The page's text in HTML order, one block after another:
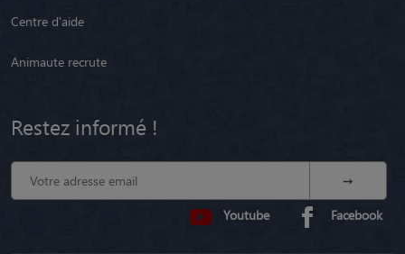
Centre d'aide
Animaute recrute
Restez informé !
Youtube Facebook